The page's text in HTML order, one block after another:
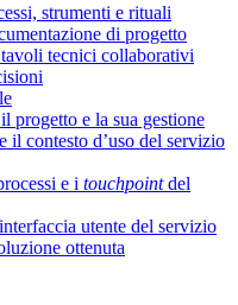
strumenti e rituali
di progetto
tecnici collaborativi
progetto e la sua gestione
il contesto d’uso del servizio
e i touchpointdel
utente del servizio
ottenuta